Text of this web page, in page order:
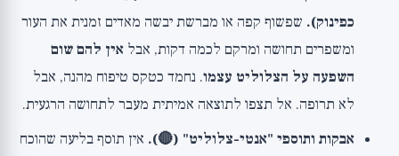
כפינוק). שפשוף קפה או מברשת יבשה מאדים זמנית את העור
ומשפרים תחושה ומרקם לכמה דקות, אבל אין להם שום
השפעה על הצלוליט עצמו. נחמד כטקס טיפוח מהנה, אבל
לא תרופה. אל תצפו לתוצאה אמיתית מעבר לתחושה הרגעית.
אבקות ותוספי "אנטי-צלוליט" (🔴). אין תוסף בליעה שהוכח